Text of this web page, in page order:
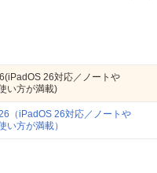
26対応／ノートや
い方が満載)
（iPadOS 26対応／ノートや
い方が満載）